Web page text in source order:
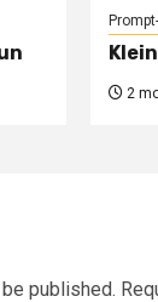
2
published.